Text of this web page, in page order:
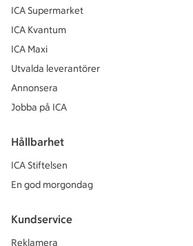
ICA Supermarket
ICA Kvantum
ICA Maxi
Utvalda leverantörer
Annonsera
Jobba på ICA
Hållbarhet
ICA Stiftelsen
En god morgondag
Kundservice
Reklamera